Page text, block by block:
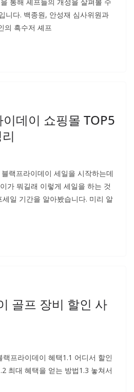
니다. 백종원, 안성재 심사위원과
의 흑수저 셰프
데이 쇼핑몰 TOP5
랙프라이데이 세일을 시작하는데
가 뭐길래 이렇게 세일을 하는 것
일 기간을 알아봤습니다. 미리 알
골프 장비 할인 사
프라이데이 혜택1.1 어디서 할인
최대 혜택을 얻는 방법1.3 놓쳐서